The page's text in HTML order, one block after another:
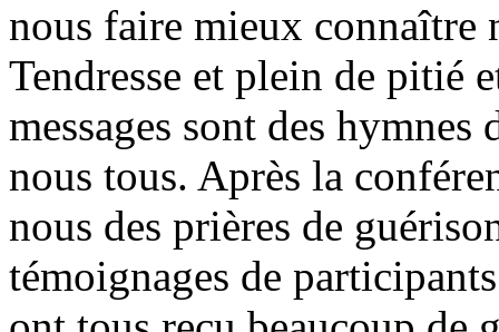
nous faire mieux connaître
Tendresse et plein de pitié
messages sont des
nous tous. Après la
nous des prières de
témoignages de